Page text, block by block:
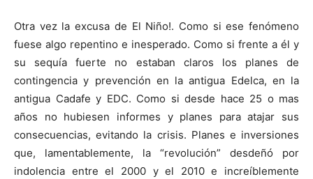
Otra vez la excusa de El Niño!. Como si ese fenómeno
fuese algo repentino e inesperado. Como si frente a él y
su sequía fuerte no estaban claros los planes de
contingencia y prevención en la antigua Edelca, en la
antigua Cadafe y EDC. Como si desde hace 25 o mas
años no hubiesen informes y planes para atajar sus
consecuencias, evitando la crisis. Planes e inversiones
que, lamentablemente, la “revolución” desdeñó por
indolencia entre el 2000 y el 2010 e increíblemente